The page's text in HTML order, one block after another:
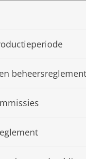
beheersreglement